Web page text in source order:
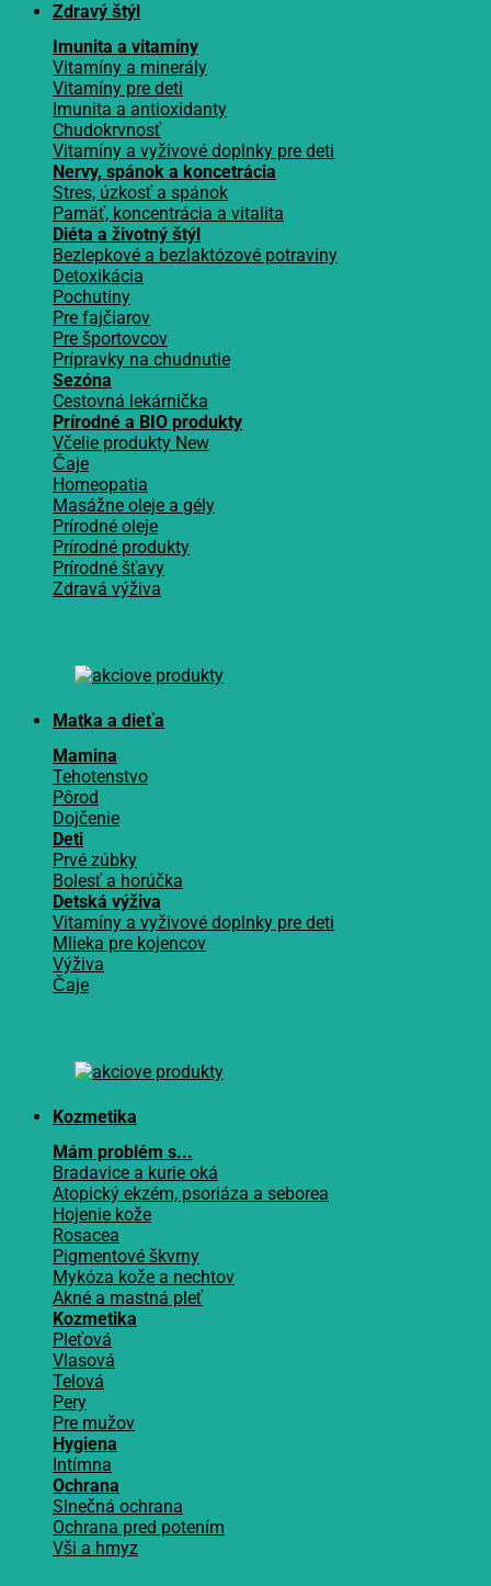
Zdravý štýl
Imunita a vitamíny
Vitamíny a minerály
Vitamíny pre deti
Imunita a antioxidanty
Chudokrvnosť
Vitamíny a vyživové doplnky pre deti
Nervy, spánok a koncetrácia
Stres, úzkosť a spánok
Pamäť, koncentrácia a vitalita
Diéta a životný štýl
Bezlepkové a bezlaktózové potraviny
Detoxikácia
Pochutiny
Pre fajčiarov
Pre športovcov
Prípravky na chudnutie
Sezóna
Cestovná lekárnička
Prírodné a BIO produkty
Včelie produkty
Čaje
Homeopatia
Masážne oleje a gély
Prírodné oleje
Prírodné produkty
Prírodné šťavy
Zdravá výživa
Matka a dieťa
Mamina
Tehotenstvo
Pôrod
Dojčenie
Deti
Prvé zúbky
Bolesť a horúčka
Detská výživa
Vitamíny a vyživové doplnky pre deti
Mlieka pre kojencov
Výživa
Čaje
Kozmetika
Mám problém s...
Bradavice a kurie oká
Atopický ekzém, psoriáza a seborea
Hojenie kože
Rosacea
Pigmentové škvrny
Mykóza kože a nechtov
Akné a mastná pleť
Kozmetika
Pleťová
Vlasová
Telová
Pery
Pre mužov
Hygiena
Intímna
Ochrana
Slnečná ochrana
Ochrana pred potením
Vši a hmyz